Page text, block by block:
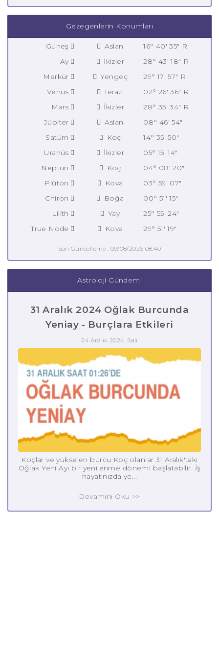
Gezegenlerin Konumları
Güneş Aslan
16° 40' 35" R
Ay
İkizler
28° 43' 18" R
Merkür
Yengeç
29° 17' 57" R
Venüs
Terazi
02° 26' 36" R
Mars
İkizler
28° 35' 34" R
Jüpiter
Aslan
08° 46' 54"
Satürn
Koç
14° 35' 50"
Uranüs
İkizler
05° 15' 14"
Neptün
Koç
04° 08' 20"
Plüton
Kova
03° 59' 07"
Chiron
Boğa
00° 51' 15"
Lilith
Yay
25° 55' 24"
True Node
Kova 29° 51' 19"
Son Güncelleme : 09/08/2026 08:40
Astroloji Gündemi
31 Aralık 2024 Oğlak Burcunda
Yeniay - Burçlara Etkileri
24 Aralık 2024, Salı
Koçlar ve yükselen burcu Koç olanlar 31 Aralık'taki
Oğlak Yeni Ayı bir yenilenme dönemi başlatabilir. İş
hayatınızda ye...
Devamını Oku >>